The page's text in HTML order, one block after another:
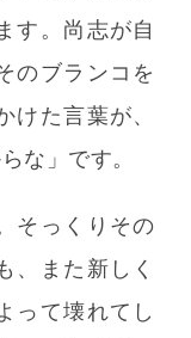
す。尚志が自
のブランコを
けた言葉が、
な」です。
そっくりその
、また新しく
って壊れてし